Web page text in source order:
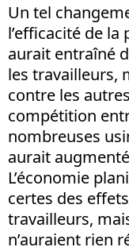
Un tel
l’efficacité de
aurait entraîné
les travailleurs,
contre les
compétition
nombreuses
aurait
L’économie
certes des
travailleurs,
n’auraient rien